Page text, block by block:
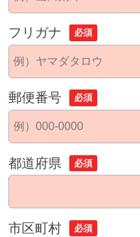
フリガナ 必須
郵便番号 必須
都道府県 必須
市区町村 必須